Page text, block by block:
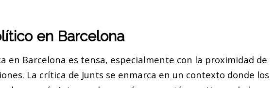
en Barcelona
en Barcelona es tensa, especialmente con la proximidad de
La crítica de Junts se enmarca en un contexto donde los